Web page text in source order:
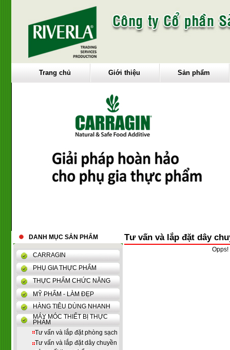
Trang chủ Giới thiệu Sản phẩm
DANH MỤC SẢN PHẨM
CARRAGIN
PHỤ GIA THỰC PHẨM
THỰC PHẨM CHỨC NĂNG
MỸ PHẨM - LÀM ĐẸP
HÀNG TIÊU DÙNG NHANH
MÁY MÓC THIẾT BỊ THỰC
PHẨM
Tư vấn và lắp đặt phòng sạch
Tư vấn và lắp đặt dây chuyền
Tư vấn và lắp đặt dây